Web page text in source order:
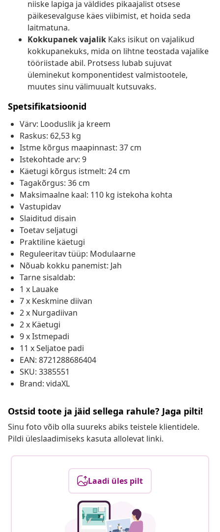
niiske lapiga ja väldides pikaajalist otsese
päikesevalguse käes viibimist, et hoida seda
laitmatuna.
Kokkupanek vajalik Kaks isikut on vajalikud
kokkupanekuks, mida on lihtne teostada vajalike
tööriistade abil. Protsess lubab sujuvat
üleminekut komponentidest valmistootele,
muutes sinu välimuualt kutsuvaks.
Spetsifikatsioonid
Värv: Looduslik ja kreem
Raskus: 62,53 kg
Istme kõrgus maapinnast: 37 cm
Istekohtade arv: 9
Käetugi kõrgus istmelt: 24 cm
Tagakõrgus: 36 cm
Maksimaalne kaal: 110 kg istekoha kohta
Vastupidav
Slaiditud disain
Toetav seljatugi
Praktiline käetugi
Reguleeritav tüüp: Modulaarne
Nõuab kokku panemist: Jah
Tarne sisaldab:
1 x Lauake
7 x Keskmine diivan
2 x Nurgadiivan
2 x Käetugi
9 x Istmepadi
11 x Seljatoe padi
EAN: 8721288686404
SKU: 3385551
Brand: vidaXL
Ostsid toote ja jäid sellega rahule? Jaga pilti!
Sinu foto võib olla suureks abiks teistele klientidele.
Pildi üleslaadimiseks kasuta allolevat linki.
Laadi üles pilt